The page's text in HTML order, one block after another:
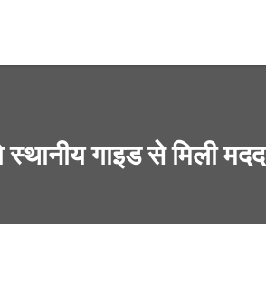
गाइड से मिली मदद